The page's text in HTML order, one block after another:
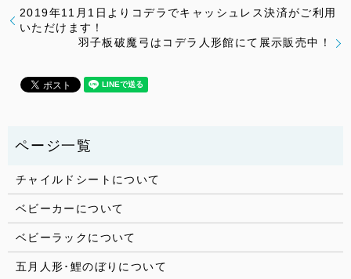
2019年11月1日よりコデラでキャッシュレス決済がご利用
いただけます！
羽子板破魔弓はコデラ人形館にて展示販売中！
チャイルドシートについて
ベビーカーについて
ベビーラックについて
五月人形･鯉のぼりについて